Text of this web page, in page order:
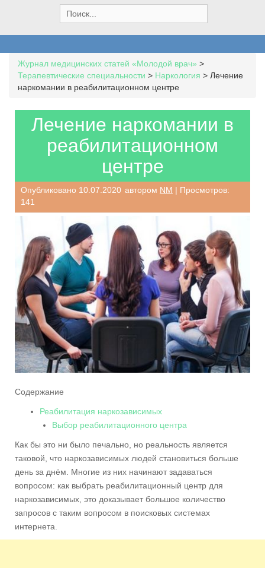
e
a
h
f
o
Журнал медицинских статей «Молодой врач» >
Терапевтические специальности > Наркология > Лечение
наркомании в реабилитационном центре
Лечение наркомании в
реабилитационном
центре
Опубликовано 10.07.2020 автором NM | Просмотров:
141
Содержание
Реабилитация наркозависимых
Выбор реабилитационного центра
Как бы это ни было печально, но реальность является
таковой, что наркозависимых людей становиться больше
день за днём. Многие из них начинают задаваться
вопросом: как выбрать реабилитационный центр для
наркозависимых, это доказывает большое количество
запросов с таким вопросом в поисковых системах
интернета.